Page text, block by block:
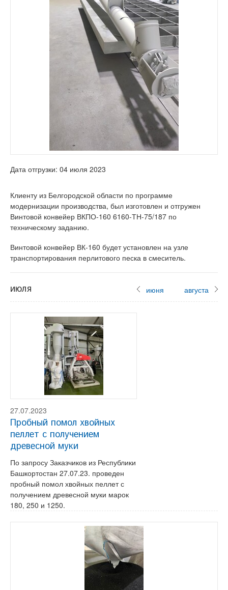
Дата отгрузки: 04 июля 2023
Клиенту из Белгородской области по программе
модернизации производства, был изготовлен и отгружен
Винтовой конвейер ВКПО-160 6160-ТН-75/187 по
техническому заданию.
Винтовой конвейер ВК-160 будет установлен на узле
транспортирования перлитового песка в смеситель.
июня августа
июля
27.07.2023
Пробный помол хвойных
пеллет с получением
древесной муки
По запросу Заказчиков из Республики
Башкортостан 27.07.23. проведен
пробный помол хвойных пеллет с
получением древесной муки марок
180, 250 и 1250.